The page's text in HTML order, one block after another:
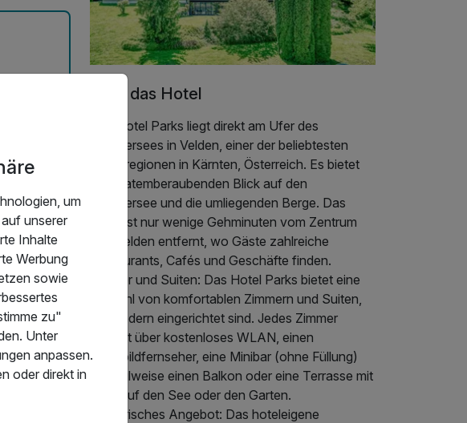
ein
das
Über das Hotel
Das Hotel Parks liegt direkt am Ufer des
Wörthersees in Velden, einer der beliebtesten
Ferienregionen in Kärnten, Österreich. Es bietet
einen atemberaubenden Blick auf den
Wörthersee und die umliegenden Berge. Das
Hotel ist nur wenige Gehminuten vom Zentrum
von Velden entfernt, wo Gäste zahlreiche
Restaurants, Cafés und Geschäfte finden.
Zimmer und Suiten: Das Hotel Parks bietet eine
Vielzahl von komfortablen Zimmern und Suiten,
die modern eingerichtet sind. Jedes Zimmer
verfügt über kostenloses WLAN, einen
Flachbildfernseher, eine Minibar (ohne Füllung)
und teilweise einen Balkon oder eine Terrasse mit
Blick auf den See oder den Garten.
Kulinarisches Angebot: Das hoteleigene
um
unserer
Inhalte
Werbung
sowie
zu"
Unter
anpassen.
oder direkt in